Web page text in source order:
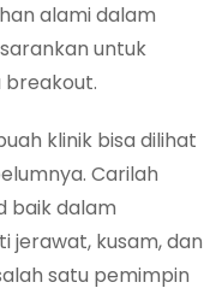
alami dalam
untuk
breakout.
klinik bisa dilihat
Carilah
baik dalam
jerawat, kusam, dan
satu pemimpin